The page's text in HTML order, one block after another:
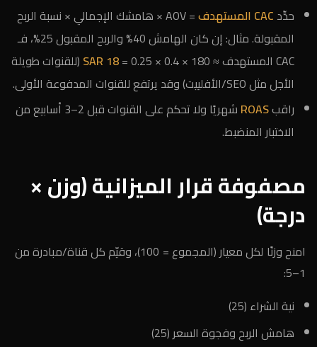
حدِّد CAC المستهدف
= AOV × هامشك الإجمالي × نسبة الربح
المقبولة. مثال: إن كان الهامش 40% والربح المقبول 25%، فـ
CAC المستهدف ≈ 180 × 0.4 × 0.25 =
18 SAR
(للقنوات طويلة
الأجل مثل SEO/الأفلييت) وقد يرتفع للقنوات المدفوعة الأولى.
راقبROAS
شهريًا ولا تحكم على القنوات قبل 2–3 أسابيع من
الاختبار المنضبط.
مصفوفة قرار الميزانية (وزن ×
درجة)
امنح وزنًا لكل معيار (المجموع = 100)، وقيّم كل قناة/مبادرة من
1–5:
نية الشراء (25)
هامش الربح وفجوة السعر (25)